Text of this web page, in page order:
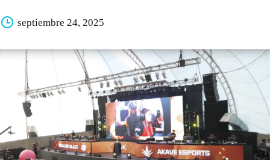
septiembre 24, 2025